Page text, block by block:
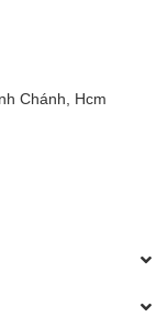
ĐỂ NHẬN BIẾT
RÀNH
Chánh, Hcm